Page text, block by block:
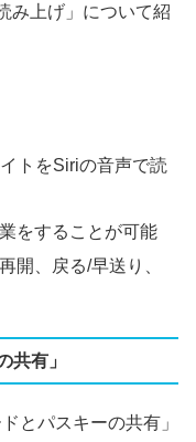
み上げ」について紹
トをSiriの音声で読
をすることが可能
開、戻る/早送り、
共有」
とパスキーの共有」